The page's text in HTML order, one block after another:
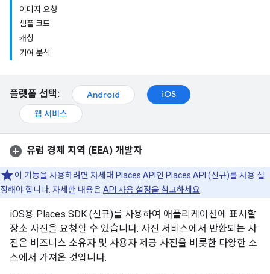
이미지 요청
샘플 코드
캐싱
기여 분석
플랫폼 선택: Android
iOS
웹 서비스
유럽 경제 지역 (EEA) 개발자
이 기능을 사용하려면 차세대 Places API인 Places API (신규)를 사용 설
정해야 합니다. 자세한 내용은API 사용 설정을 참고하세요
iOS용 Places SDK (신규)를 사용하여 애플리케이션에 표시할
장소 사진을 요청할 수 있습니다. 사진 서비스에서 반환되는 사
진은 비즈니스 소유자 및 사용자 제공 사진을 비롯한 다양한 소
스에서 가져온 것입니다.